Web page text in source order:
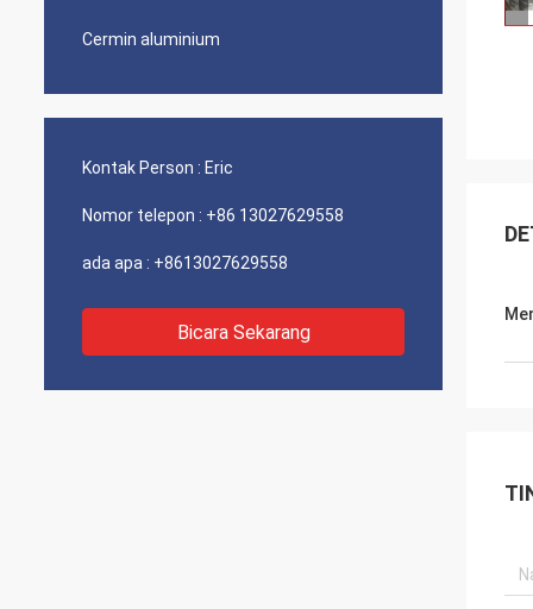
Cermin aluminium
Kontak Person : Eric
Nomor telepon : +86 13027629558
ada apa : +8613027629558
Bicara Sekarang